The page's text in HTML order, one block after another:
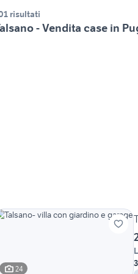
risultati
- Vendita case in
24